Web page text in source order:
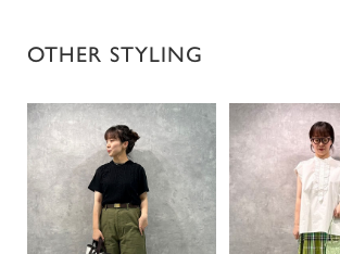
OTHER STYLING